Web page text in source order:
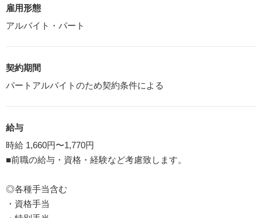
雇用形態
アルバイト・パート
契約期間
パートアルバイトのため契約条件による
給与
時給 1,660円〜1,770円
■前職の給与・資格・経験など考慮致します。
◎各種手当含む
・資格手当